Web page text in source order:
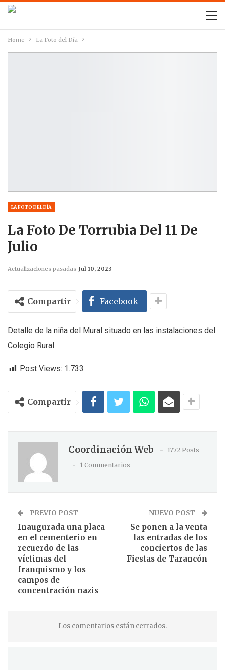
Home La Foto del Día
LA FOTO DEL DÍA
La Foto De Torrubia Del 11 De
Julio
Actualizaciones pasadas Jul 10, 2023
Compartir Facebook
Detalle de la niña del Mural situado en las instalaciones del
Colegio Rural
Post Views: 1.733
Compartir
Coordinación Web
1772 Posts
1 Commentarios
PREVIO POST
Inaugurada una placa
en el cementerio en
recuerdo de las
víctimas del
franquismo y los
campos de
concentración nazis
NUEVO POST
Se ponen a la venta
las entradas de los
conciertos de las
Fiestas de Tarancón
Los comentarios están cerrados.